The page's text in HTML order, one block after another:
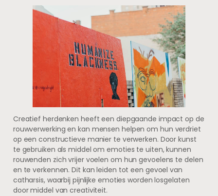
Creatief herdenken heeft een diepgaande impact op de
rouwverwerking en kan mensen helpen om hun verdriet
op een constructieve manier te verwerken. Door kunst
te gebruiken als middel om emoties te uiten, kunnen
rouwenden zich vrijer voelen om hun gevoelens te delen
en te verkennen. Dit kan leiden tot een gevoel van
catharsis, waarbij pijnlijke emoties worden losgelaten
door middel van creativiteit.